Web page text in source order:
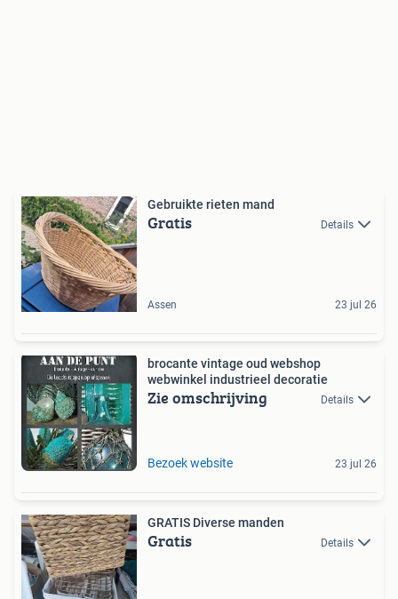
Gebruikte rieten mand
Gratis Details
Assen 23 jul 26
brocante vintage oud webshop
webwinkel industrieel decoratie
Zie omschrijving Details
Bezoek website 23 jul 26
GRATIS Diverse manden
Gratis Details